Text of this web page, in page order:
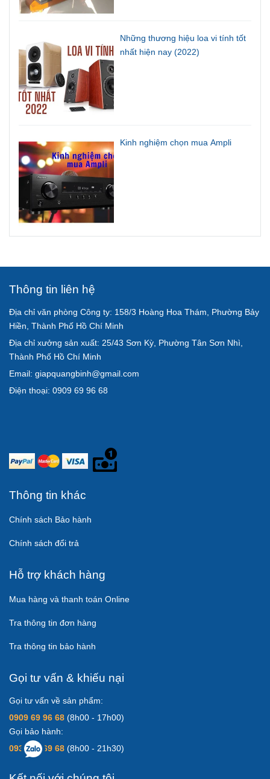
Những thương hiệu loa vi tính tốt
nhất hiện nay (2022)
Kinh nghiệm chọn mua Ampli
Thông tin liên hệ
Địa chỉ văn phòng Công ty: 158/3 Hoàng Hoa Thám, Phường Bảy
Hiền, Thành Phố Hồ Chí Minh
Địa chỉ xưởng sản xuất: 25/43 Sơn Kỳ, Phường Tân Sơn Nhì,
Thành Phố Hồ Chí Minh
Email: giapquangbinh@gmail.com
Điện thoại: 0909 69 96 68
Thông tin khác
Chính sách Bảo hành
Chính sách đổi trả
Hỗ trợ khách hàng
Mua hàng và thanh toán Online
Tra thông tin đơn hàng
Tra thông tin bảo hành
Gọi tư vấn & khiếu nại
Gọi tư vấn về sản phẩm:
0909 69 96 68 (8h00 - 17h00)
Gọi bảo hành:
0931 83 69 68 (8h00 - 21h30)